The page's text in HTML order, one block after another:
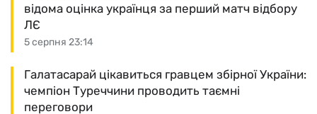
5 серпня 23:14
відома оцінка українця за перший матч відбору
ЛЄ
Галатасарай цікавиться гравцем збірної України:
чемпіон Туреччини проводить таємні
переговори